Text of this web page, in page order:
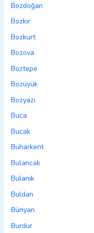
Bozdoğan
Bozkır
Bozkurt
Bozova
Boztepe
Bozüyük
Bozyazı
Buca
Bucak
Buharkent
Bulancak
Bulanık
Buldan
Bünyan
Burdur